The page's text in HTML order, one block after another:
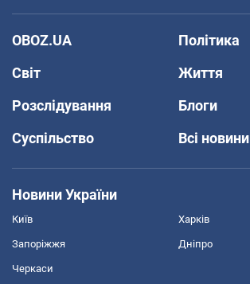
OBOZ.UA
Політика
Світ
Життя
Розслідування
Блоги
Суспільство
Всі новини
Новини України
Київ Харків
Запоріжжя Дніпро
Черкаси